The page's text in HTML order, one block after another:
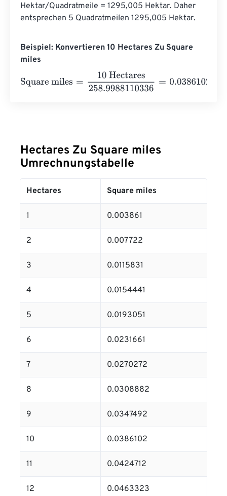
Hektar/Quadratmeile = 1295,005 Hektar. Daher
entsprechen 5 Quadratmeilen 1295,005 Hektar.
Beispiel: Konvertieren 10 Hectares Zu Square
miles
Square miles
10 Hectares258.9988110336=0.0386102
Hectares Zu Square miles
Umrechnungstabelle
Hectares Square miles
1 0.003861
2 0.007722
3 0.0115831
4 0.0154441
5 0.0193051
6 0.0231661
7 0.0270272
8 0.0308882
9 0.0347492
10 0.0386102
11 0.0424712
12 0.0463323